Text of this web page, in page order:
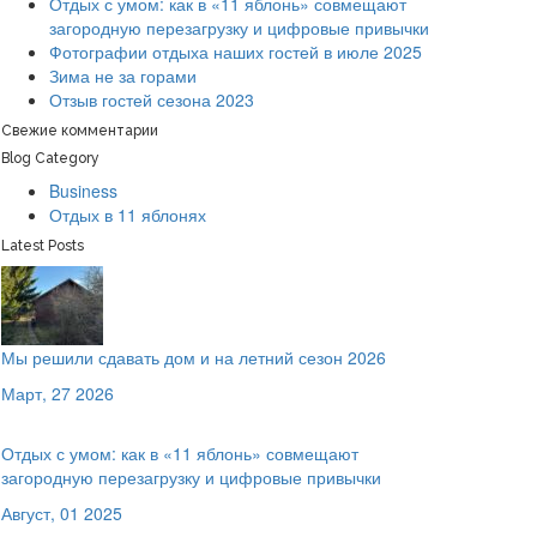
загородную перезагрузку и цифровые привычки
Фотографии отдыха наших гостей в июле 2025
Зима не за горами
Отзыв гостей сезона 2023
Свежие комментарии
Blog Category
Business
Отдых в 11 яблонях
Latest Posts
Мы решили сдавать дом и на летний сезон 2026
Март, 27 2026
Отдых с умом: как в «11 яблонь» совмещают
загородную перезагрузку и цифровые привычки
Август, 01 2025